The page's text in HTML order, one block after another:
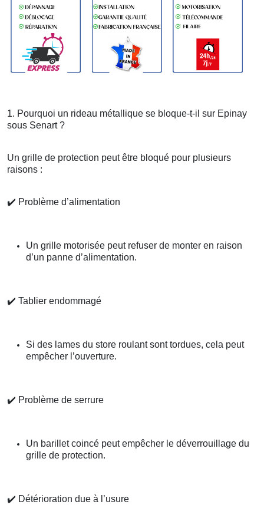
1. Pourquoi un rideau métallique se bloque-t-il sur Epinay
sous Senart ?
Un grille de protection peut être bloqué pour plusieurs
raisons :
✔️ Problème d’alimentation
Un grille motorisée peut refuser de monter en raison
d’un panne d’alimentation.
✔️ Tablier endommagé
Si des lames du store roulant sont tordues, cela peut
empêcher l’ouverture.
✔️ Problème de serrure
Un barillet coincé peut empêcher le déverrouillage du
grille de protection.
✔️ Détérioration due à l’usure